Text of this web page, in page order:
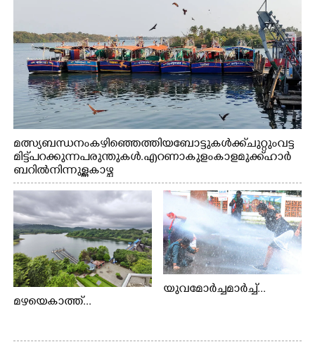
മത്സ്യബന്ധനം കഴിഞ്ഞെത്തിയ ബോട്ടുകൾക്ക് ചുറ്റും വട്ട
മിട്ട് പറക്കുന്ന പരുന്തുകൾ. എറണാകുളം കാളമുക്ക് ഹാർ
ബറിൽ നിന്നുള്ള കാഴ്ച
മഴയെകാത്ത്...
യുവമോർച്ചമാർച്ച്...